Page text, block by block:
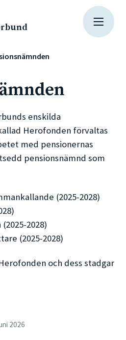
enskilda
Herofonden förvaltas
med pensionernas
pensionsnämnd som
(2025-2028)
2028)
(2025-2028)
och dess stadgar
2026